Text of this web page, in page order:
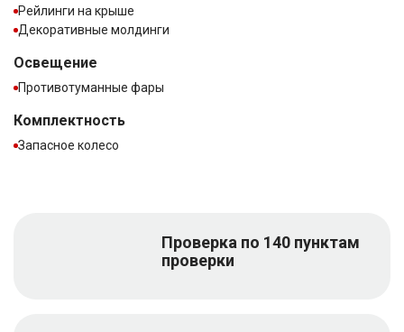
Рейлинги на крыше
Декоративные молдинги
Освещение
Противотуманные фары
Комплектность
Запасное колесо
Проверка по 140 пунктам
проверки